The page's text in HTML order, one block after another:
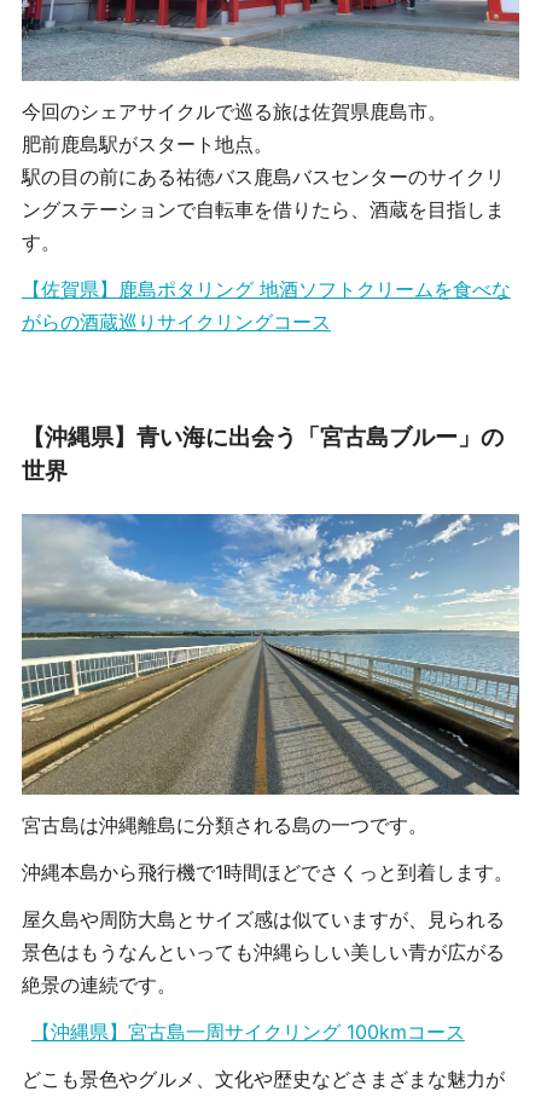
今回のシェアサイクルで巡る旅は佐賀県鹿島市。
肥前鹿島駅がスタート地点。
駅の目の前にある祐徳バス鹿島バスセンターのサイクリ
ングステーションで自転車を借りたら、酒蔵を目指しま
す。
【佐賀県】鹿島ポタリング 地酒ソフトクリームを食べな
がらの酒蔵巡りサイクリングコース
【沖縄県】青い海に出会う「宮古島ブルー」の
世界
宮古島は沖縄離島に分類される島の一つです。
沖縄本島から飛行機で1時間ほどでさくっと到着します。
屋久島や周防大島とサイズ感は似ていますが、見られる
景色はもうなんといっても沖縄らしい美しい青が広がる
絶景の連続です。
【沖縄県】宮古島一周サイクリング 100kmコース
どこも景色やグルメ、文化や歴史などさまざまな魅力が